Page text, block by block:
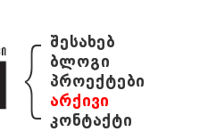
{ შესახებ
ბლოგი
პროექტები
არქივი
კონტაქტი